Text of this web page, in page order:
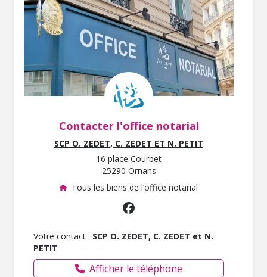
Contacter l'office notarial
SCP O. ZEDET, C. ZEDET ET N. PETIT
16 place Courbet
25290 Ornans
Tous les biens de l’office notarial
Votre contact : SCP O. ZEDET, C. ZEDET et N.
PETIT
Afficher le téléphone